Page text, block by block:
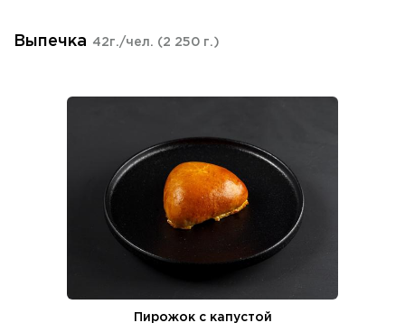
Выпечка 42г./чел. (2 250 г.)
Пирожок с капустой